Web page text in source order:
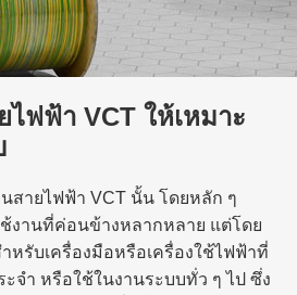
ไฟฟ้า VCT ให้เหมาะ
ยไฟฟ้า VCT นั้น โดยหลัก ๆ
ช้งานที่ค่อนข้างหลากหลาย แต่โดย
หรับเครื่องมือหรือเครื่องใช้ไฟฟ้าที่
ะจำ หรือใช้ในงานระบบทั่ว ๆ ไป ซึ่ง